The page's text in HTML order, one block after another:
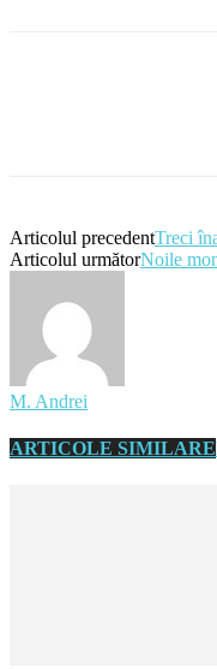
Articolul precedentTreci
Articolul următorNoile
M. Andrei
ARTICOLE SIMILARE